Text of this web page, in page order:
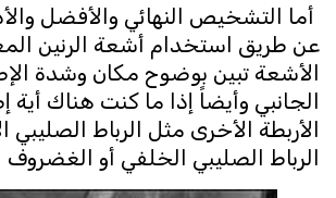
أما التشخيص النهائي والأفضل
عن طريق استخدام أشعة الرنين
الأشعة تبين بوضوح مكان وشدة
الجانبي وأيضاً إذا ما كنت هناك أية
الأربطة الأخرى مثل الرباط الصليبي
الرباط الصليبي الخلفي أو الغضروف